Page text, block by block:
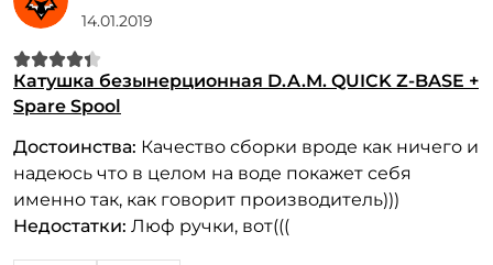
14.01.2019
Катушка безынерционная D.A.M. QUICK Z-BASE +
Spare Spool
Достоинства: Качество сборки вроде как ничего и
надеюсь что в целом на воде покажет себя
именно так, как говорит производитель)))
Недостатки: Люф ручки, вот(((